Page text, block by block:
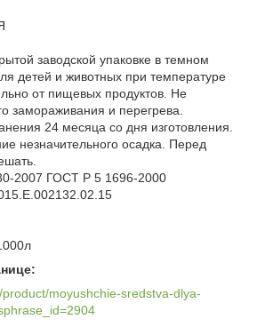
заводской упаковке в темном
детей и животных при температуре
от пищевых продуктов. Не
замораживания и перегрева.
24 месяца со дня изготовления.
незначительного осадка. Перед
2007 ГОСТ Р 5 1696-2000
moyushchie-sredstva-dlya-